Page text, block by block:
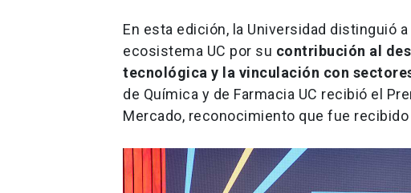
En esta edición, la Universidad distinguió
ecosistema UC por su contribución al
tecnológica y la vinculación con
de Química y de Farmacia UC recibió el
Mercado, reconocimiento que fue recibido